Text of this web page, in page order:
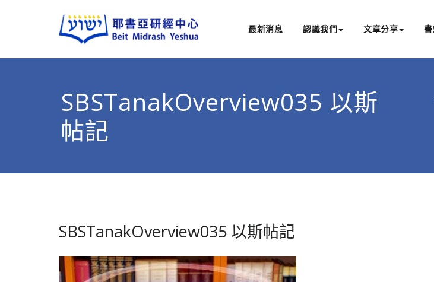
最新消息 認識我們 文章分享
SBSTanakOverview035 以斯
帖記
SBSTanakOverview035 以斯帖記